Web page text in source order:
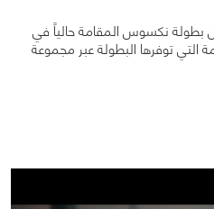
بطولة نكسوس المقامة حالياً في
التي توفرها البطولة عبر مجموعة